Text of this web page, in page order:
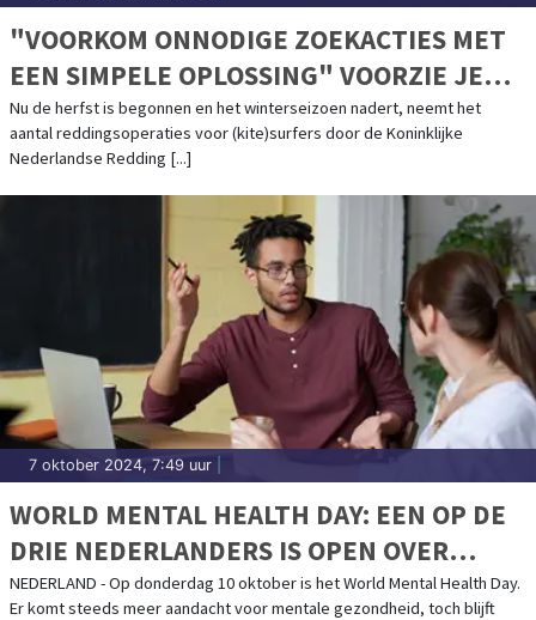
"VOORKOM ONNODIGE ZOEKACTIES MET
EEN SIMPELE OPLOSSING" VOORZIE JE
SURFSPULLEN VAN BETRACEABLE
STICKERS
Nu de herfst is begonnen en het winterseizoen nadert, neemt het
aantal reddingsoperaties voor (kite)surfers door de Koninklijke
Nederlandse Redding [...]
7 oktober 2024, 7:49 uur
WORLD MENTAL HEALTH DAY: EEN OP DE
DRIE NEDERLANDERS IS OPEN OVER
MENTALE GEZONDHEID
NEDERLAND - Op donderdag 10 oktober is het World Mental Health Day.
Er komt steeds meer aandacht voor mentale gezondheid, toch blijft